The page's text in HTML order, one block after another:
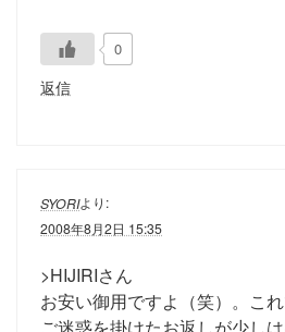
0
返信
SYORIより:
2008年8月2日 15:35
>HIJIRIさん
お安い御用ですよ（笑）。こ